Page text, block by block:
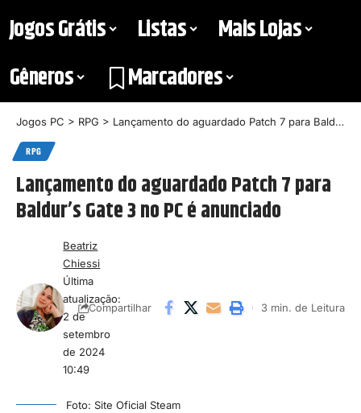
Jogos Grátis
Listas
Mais Lojas
Gêneros
Marcadores
Jogos PC > RPG > Lançamento do aguardado Patch 7 para Baldur’s Gate 3 no PC é anunciado
RPG
Lançamento do aguardado Patch 7 para
Baldur’s Gate 3 no PC é anunciado
Última
atualização:
2 de
setembro
de 2024
10:49
Beatriz
Chiessi
Compartilhar 3 min. de Leitura
Foto: Site Oficial Steam